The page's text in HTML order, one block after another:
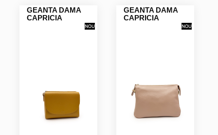
GEANTA DAMA
CAPRICIA
GEANTA DAMA
CAPRICIA